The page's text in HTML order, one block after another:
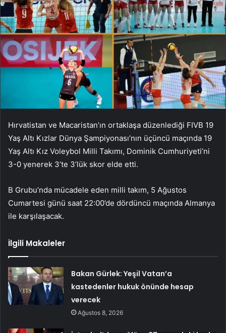
Hırvatistan ve Macaristan’ın ortaklaşa düzenlediği FIVB 19
Yaş Altı Kızlar Dünya Şampiyonası’nın üçüncü maçında 19
Yaş Altı Kız Voleybol Milli Takımı, Dominik Cumhuriyeti’ni
3-0 yenerek 3’te 3’lük skor elde etti.
B Grubu’nda mücadele eden milli takım, 5 Ağustos
Cumartesi günü saat 22:00’de dördüncü maçında Almanya
ile karşılaşacak.
İlgili Makaleler
Bakan Gürlek: Yeşil Vatan’a
kastedenler hukuk önünde hesap
verecek
Ağustos 8, 2026